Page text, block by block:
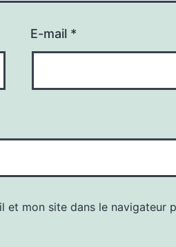
E-mail *
et mon site dans le navigateur